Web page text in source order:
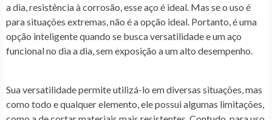
a dia, resistência à corrosão, esse aço é ideal. Mas se o uso é
para situações extremas, não é a opção ideal. Portanto, é uma
opção inteligente quando se busca versatilidade e um aço
funcional no dia a dia, sem exposição a um alto desempenho.
Sua versatilidade permite utilizá-lo em diversas situações, mas
como todo e qualquer elemento, ele possui algumas limitações,